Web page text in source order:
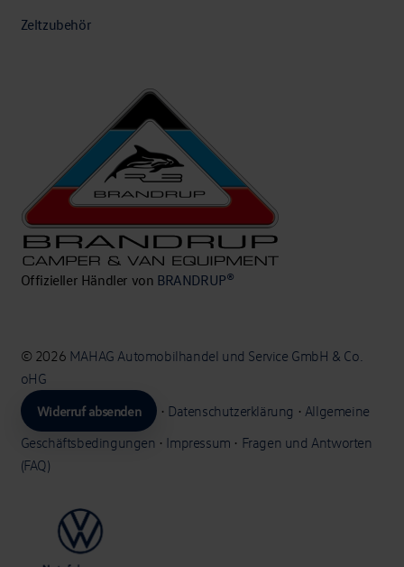
Zeltzubehör
Offizieller Händler von BRANDRUP®
© 2026 MAHAG Automobilhandel und Service GmbH & Co.
oHG
Widerruf absenden
• Datenschutzerklärung • Allgemeine
Geschäftsbedingungen • Impressum • Fragen und Antworten
(FAQ)